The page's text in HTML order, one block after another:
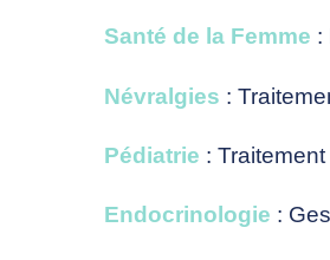
Santé de la Femme :
Névralgies :
Pédiatrie :
Endocrinologie :